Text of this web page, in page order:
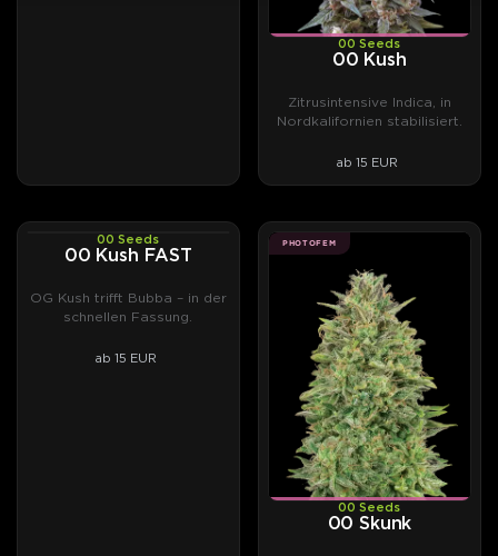
00 Seeds
00 Kush
Zitrusintensive Indica, in
Nordkalifornien stabilisiert.
ab 15 EUR
00 Seeds
00 Kush FAST
OG Kush trifft Bubba – in der
schnellen Fassung.
ab 15 EUR
PHOTOFEM
00 Seeds
00 Skunk